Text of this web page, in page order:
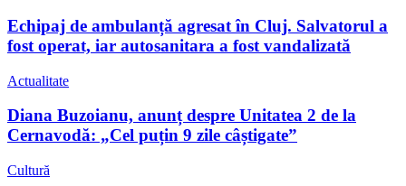
Echipaj de ambulanță agresat în Cluj. Salvatorul a
fost operat, iar autosanitara a fost vandalizată
Actualitate
Diana Buzoianu, anunț despre Unitatea 2 de la
Cernavodă: „Cel puțin 9 zile câștigate”
Cultură